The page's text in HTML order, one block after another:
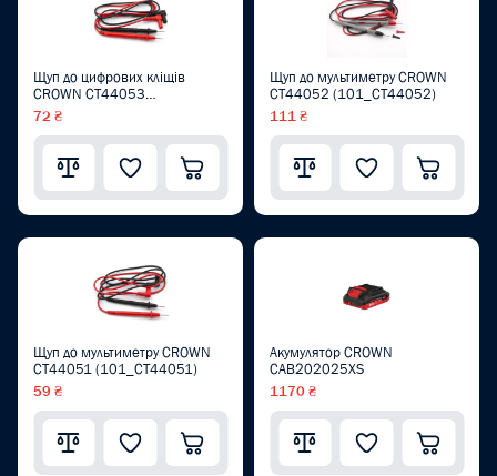
Щуп до цифрових кліщів
CROWN CT44053
(101_CT44053)
72 ₴
Щуп до мультиметру CROWN
CT44052 (101_CT44052)
111 ₴
Щуп до мультиметру CROWN
CT44051 (101_CT44051)
59 ₴
Акумулятор CROWN
CAB202025XS
1170 ₴